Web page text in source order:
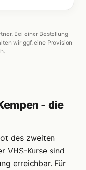
Bei einer Bestellung
wir ggf. eine Provision
- die
des zweiten
VHS-Kurse sind
erreichbar. Für